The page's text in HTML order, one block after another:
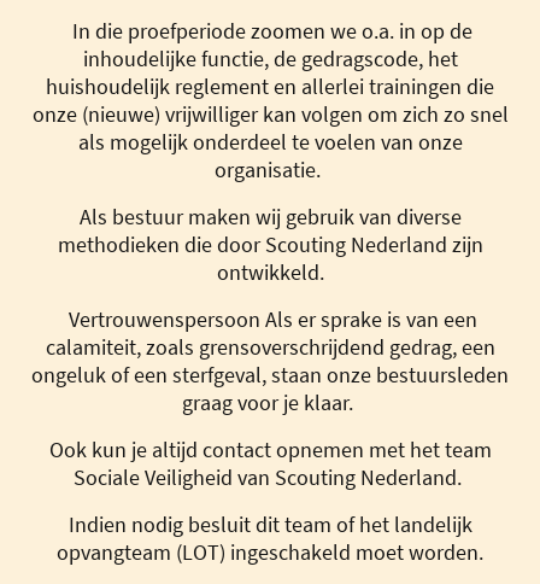
In die proefperiode zoomen we o.a. in op de
inhoudelijke functie, de gedragscode, het
huishoudelijk reglement en allerlei trainingen die
onze (nieuwe) vrijwilliger kan volgen om zich zo snel
als mogelijk onderdeel te voelen van onze
organisatie.
Als bestuur maken wij gebruik van diverse
methodieken die door Scouting Nederland zijn
ontwikkeld.
Vertrouwenspersoon Als er sprake is van een
calamiteit, zoals grensoverschrijdend gedrag, een
ongeluk of een sterfgeval, staan onze bestuursleden
graag voor je klaar.
Ook kun je altijd contact opnemen met het team
Sociale Veiligheid van Scouting Nederland.
Indien nodig besluit dit team of het landelijk
opvangteam (LOT) ingeschakeld moet worden.